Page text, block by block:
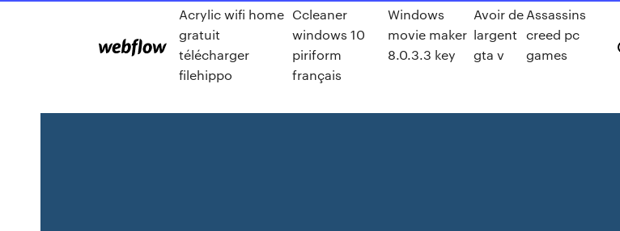
Acrylic wifi home
gratuit
télécharger
filehippo
Ccleaner
windows 10
piriform
français
Windows
movie maker
8.0.3.3 key
Avoir de
largent
gta v
Assassins
creed pc
games